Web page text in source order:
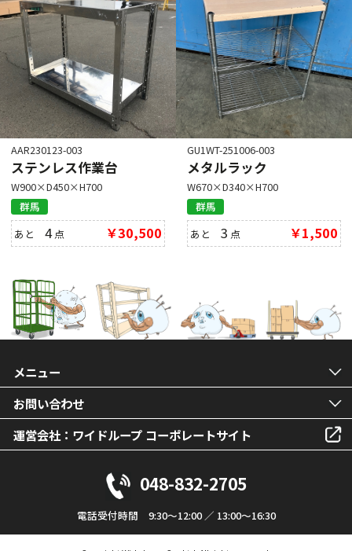
AAR230123-003
ステンレス作業台
W900×D450×H700
群馬
あと4点 ￥30,500
GU1WT-251006-003
メタルラック
W670×D340×H700
群馬
あと3 点 ￥1,500
メニュー
お問い合わせ
運営会社：ワイドループ コーポレートサイト
048-832-2705
電話受付時間 9:30～12:00 ／ 13:00～16:30